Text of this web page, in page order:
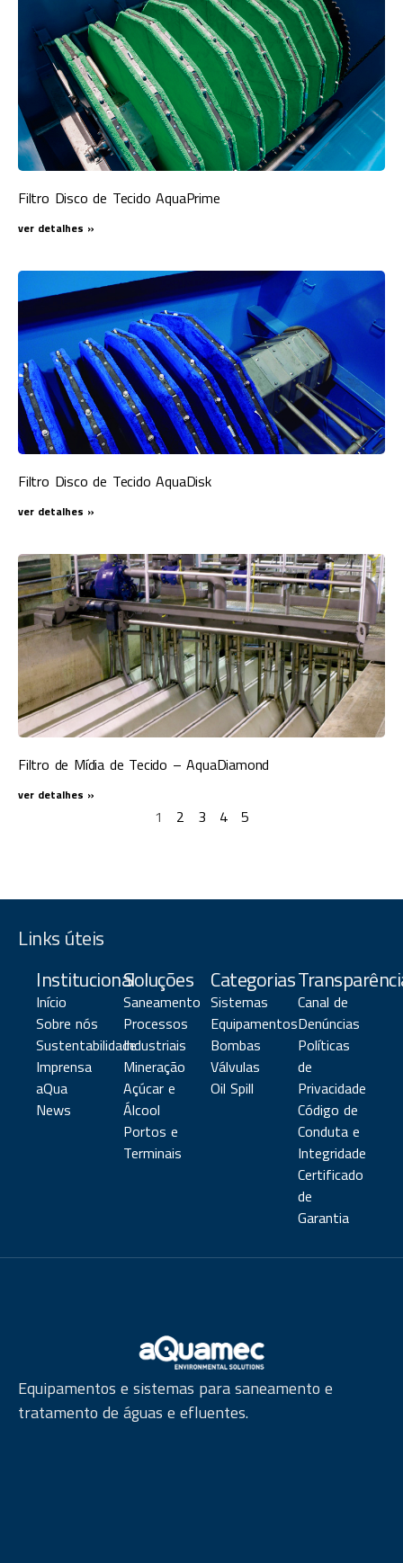
Filtro Disco de Tecido AquaPrime
ver detalhes »
Filtro Disco de Tecido AquaDisk
ver detalhes »
Filtro de Mídia de Tecido – AquaDiamond
ver detalhes »
1 2 3 4 5
Links úteis
Institucional
Início
Sobre nós
Sustentabilidade
Imprensa
aQua
News
Soluções
Saneamento
Processos
Industriais
Mineração
Açúcar e
Álcool
Portos e
Terminais
Categorias
Sistemas
Equipamentos
Bombas
Válvulas
Oil Spill
Canal de
Denúncias
Políticas
de
Privacidade
Código de
Conduta e
Integridade
Certificado
de
Garantia
Equipamentos e sistemas para saneamento e
tratamento de águas e efluentes.